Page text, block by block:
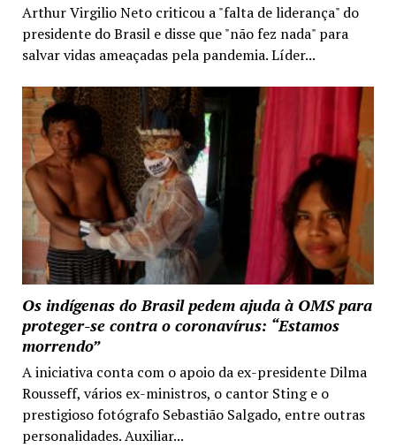
Arthur Virgilio Neto criticou a "falta de liderança" do
presidente do Brasil e disse que "não fez nada" para
salvar vidas ameaçadas pela pandemia. Líder...
Os indígenas do Brasil pedem ajuda à OMS para
proteger-se contra o coronavírus: “Estamos
morrendo”
A iniciativa conta com o apoio da ex-presidente Dilma
Rousseff, vários ex-ministros, o cantor Sting e o
prestigioso fotógrafo Sebastião Salgado, entre outras
personalidades. Auxiliar...